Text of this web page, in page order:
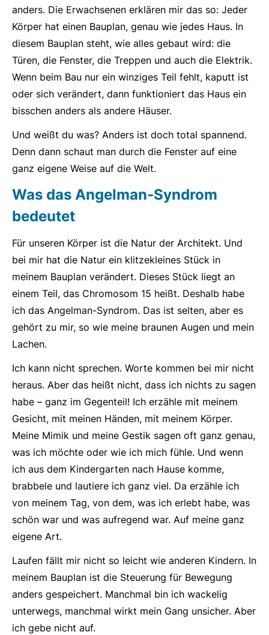
anders. Die Erwachsenen erklären mir das so: Jeder
Körper hat einen Bauplan, genau wie jedes Haus. In
diesem Bauplan steht, wie alles gebaut wird: die
Türen, die Fenster, die Treppen und auch die Elektrik.
Wenn beim Bau nur ein winziges Teil fehlt, kaputt ist
oder sich verändert, dann funktioniert das Haus ein
bisschen anders als andere Häuser.
Und weißt du was? Anders ist doch total spannend.
Denn dann schaut man durch die Fenster auf eine
ganz eigene Weise auf die Welt.
Was das Angelman‑Syndrom
bedeutet
Für unseren Körper ist die Natur der Architekt. Und
bei mir hat die Natur ein klitzekleines Stück in
meinem Bauplan verändert. Dieses Stück liegt an
einem Teil, das Chromosom 15 heißt. Deshalb habe
ich das Angelman-Syndrom. Das ist selten, aber es
gehört zu mir, so wie meine braunen Augen und mein
Lachen.
Ich kann nicht sprechen. Worte kommen bei mir nicht
heraus. Aber das heißt nicht, dass ich nichts zu sagen
habe – ganz im Gegenteil! Ich erzähle mit meinem
Gesicht, mit meinen Händen, mit meinem Körper.
Meine Mimik und meine Gestik sagen oft ganz genau,
was ich möchte oder wie ich mich fühle. Und wenn
ich aus dem Kindergarten nach Hause komme,
brabbele und lautiere ich ganz viel. Da erzähle ich
von meinem Tag, von dem, was ich erlebt habe, was
schön war und was aufregend war. Auf meine ganz
eigene Art.
Laufen fällt mir nicht so leicht wie anderen Kindern. In
meinem Bauplan ist die Steuerung für Bewegung
anders gespeichert. Manchmal bin ich wackelig
unterwegs, manchmal wirkt mein Gang unsicher. Aber
ich gebe nicht auf.